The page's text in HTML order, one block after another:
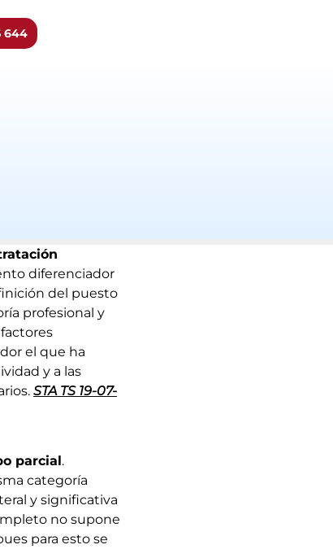
644
diferenciador
del puesto
profesional y
el que ha
y a las
STA TS 19-07-
parcial.
categoría
y significativa
no supone
para esto se